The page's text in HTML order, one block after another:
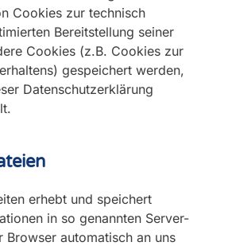
Cookies zur technisch
Bereitstellung seiner
Cookies (z.B. Cookies zur
gespeichert werden,
Datenschutzerklärung
erhebt und speichert
in so genannten Server-
Browser automatisch an uns